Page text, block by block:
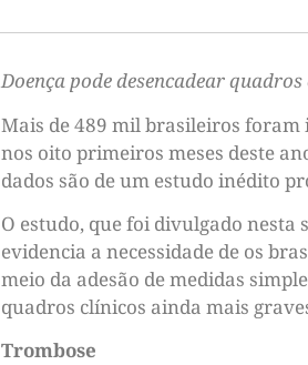
Doença pode desencadear
Mais de 489 mil brasileiros foram
nos oito primeiros meses deste
dados são de um estudo inédito
O estudo, que foi divulgado nesta
evidencia a necessidade de os
meio da adesão de medidas
quadros clínicos ainda mais
Trombose